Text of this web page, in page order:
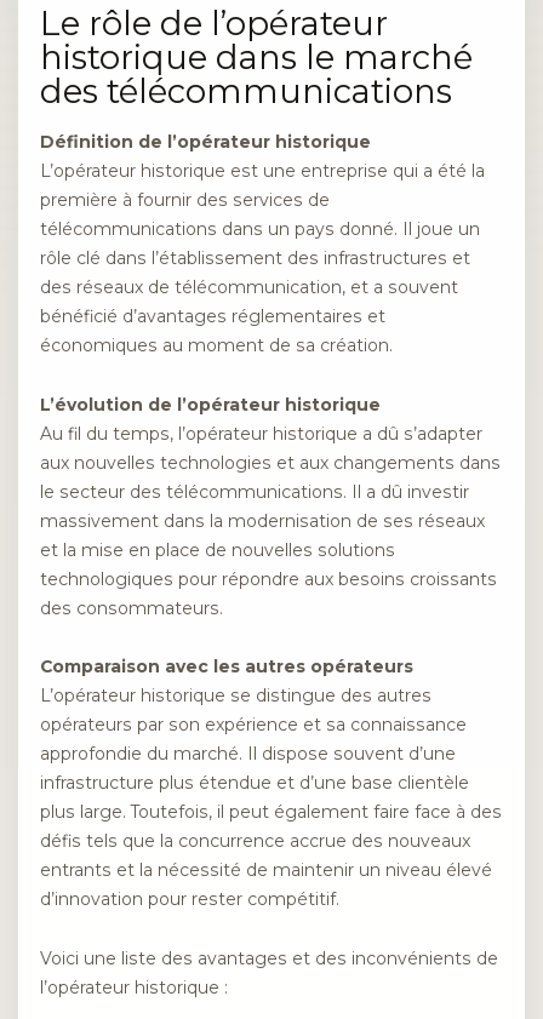
Le rôle de l’opérateur
historique dans le marché
des télécommunications
Définition de l’opérateur historique
L’opérateur historique est une entreprise qui a été la
première à fournir des services de
télécommunications dans un pays donné. Il joue un
rôle clé dans l’établissement des infrastructures et
des réseaux de télécommunication, et a souvent
bénéficié d’avantages réglementaires et
économiques au moment de sa création.
L’évolution de l’opérateur historique
Au fil du temps, l’opérateur historique a dû s’adapter
aux nouvelles technologies et aux changements dans
le secteur des télécommunications. Il a dû investir
massivement dans la modernisation de ses réseaux
et la mise en place de nouvelles solutions
technologiques pour répondre aux besoins croissants
des consommateurs.
Comparaison avec les autres opérateurs
L’opérateur historique se distingue des autres
opérateurs par son expérience et sa connaissance
approfondie du marché. Il dispose souvent d’une
infrastructure plus étendue et d’une base clientèle
plus large. Toutefois, il peut également faire face à des
défis tels que la concurrence accrue des nouveaux
entrants et la nécessité de maintenir un niveau élevé
d’innovation pour rester compétitif.
Voici une liste des avantages et des inconvénients de
l’opérateur historique :